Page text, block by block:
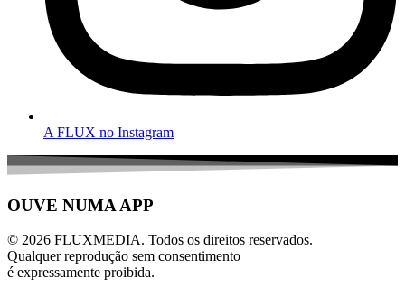
A FLUX no Instagram
OUVE NUMA APP
© 2026 FLUXMEDIA. Todos os direitos reservados.
Qualquer reprodução sem consentimento
é expressamente proibida.